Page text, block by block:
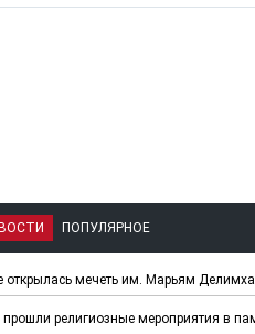
ПОПУЛЯРНОЕ
мечеть им. Марьям
религиозные мероприятия в